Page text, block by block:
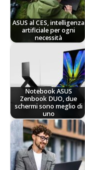
ASUS al CES, intelligenza
artificiale per ogni
necessità
Notebook ASUS
Zenbook DUO, due
schermi sono meglio di
uno